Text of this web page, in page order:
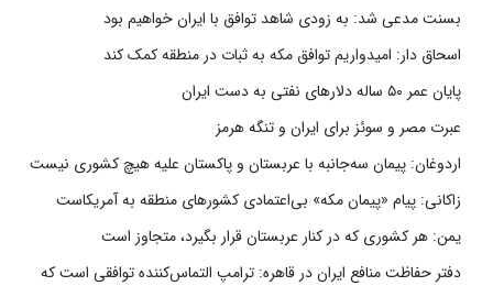
بسنت مدعی شد: به زودی شاهد توافق با ایران خواهیم بود
اسحاق دار: امیدواریم توافق مکه به ثبات در منطقه کمک کند
پایان عمر ۵۰ ساله دلارهای نفتی به دست ایران
عبرت مصر و سوئز برای ایران و تنگه هرمز
اردوغان: پیمان سه‌جانبه با عربستان و پاکستان علیه هیچ کشوری نیست
زاکانی: پیام «پیمان مکه» بی‌اعتمادی کشورهای منطقه به آمریکاست
یمن: هر کشوری که در کنار عربستان قرار بگیرد، متجاوز است
دفتر حفاظت منافع ایران در قاهره: ترامپ التماس‌کننده توافقی است که